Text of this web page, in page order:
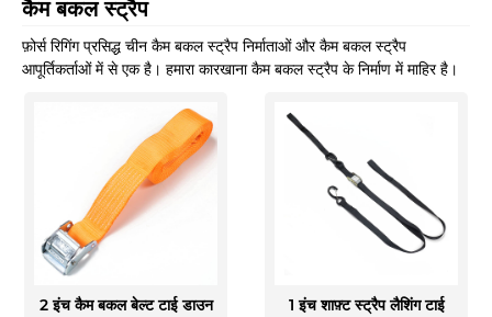
कैम बकल स्ट्रैप
फ़ोर्स रिगिंग प्रसिद्ध चीन कैम बकल स्ट्रैप निर्माताओं और कैम बकल स्ट्रैप
आपूर्तिकर्ताओं में से एक है। हमारा कारखाना कैम बकल स्ट्रैप के निर्माण में माहिर है।
2 इंच कैम बकल बेल्ट टाई डाउन
1 इंच शाफ़्ट स्ट्रैप लैशिंग टाई